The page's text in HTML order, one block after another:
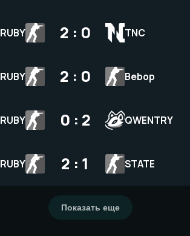
2 : 0 TNC
2 : 0 Bebop
0 : 2 QWENTRY
2 : 1 STATE
Показать еще